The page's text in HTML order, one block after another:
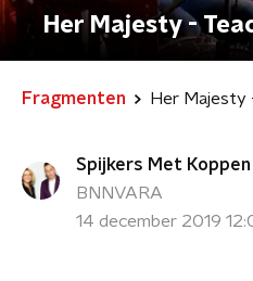
Her Majesty -
Fragmenten Her Majesty
Spijkers Met Koppen
BNNVARA
14 december 2019